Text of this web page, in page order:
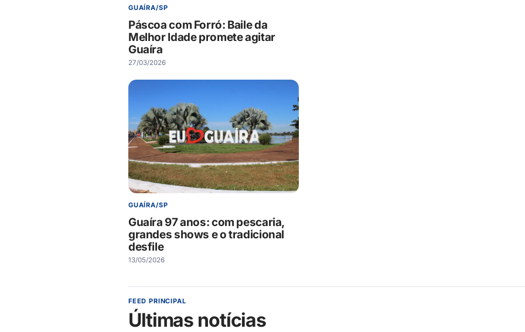
GUAÍRA/SP
Páscoa com Forró: Baile da
Melhor Idade promete agitar
Guaíra
27/03/2026
GUAÍRA/SP
Guaíra 97 anos: com pescaria,
grandes shows e o tradicional
desfile
13/05/2026
FEED PRINCIPAL
Últimas notícias